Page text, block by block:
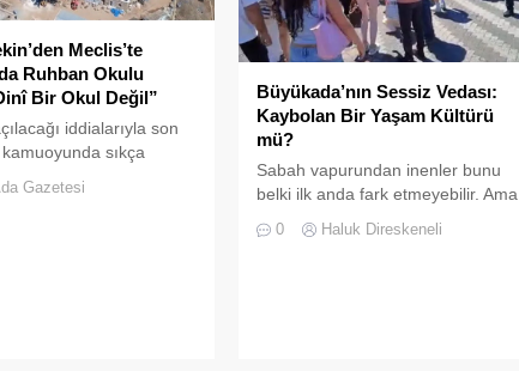
Meclis’te
Ruhban Okulu
Bir Okul Değil”
iddialarıyla son
sıkça
gündemine taşındı
Gazetesi
Büyükada’nın Sessiz Vedası:
Kaybolan Bir Yaşam Kültürü
mü?
Sabah vapurundan inenler bunu
belki ilk anda fark etmeyebilir. Ama
Büyükada’yı elli, altmış yıldır
tanıyanlar bilir; adanın sesi ve
0 Haluk Direskeneli